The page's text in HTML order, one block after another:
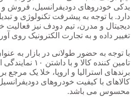
یدکی خودروهای دودیفرانسیل، فروش
دارد. با توجه به پیشرفت تکنولوژی و
دیجیتال و مدرن، تیم دودف نیز فعالیت
تغییر داده و به تجارت الکترونیک روی
با توجه به حضور طولانی در بازار به
تامین کننده کالا
برندهای استرالیا و اروپا، خلا یک
کالاهای با کیفیت خودروهای
محسوس می باشد.